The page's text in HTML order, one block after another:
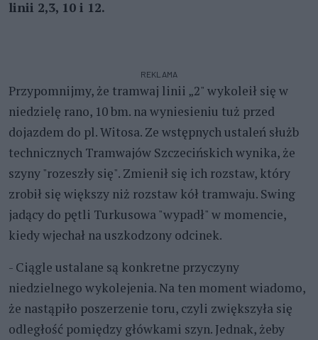
linii 2,3, 10 i 12.
REKLAMA
Przypomnijmy, że tramwaj linii „2" wykoleił się w
niedzielę rano, 10 bm. na wyniesieniu tuż przed
dojazdem do pl. Witosa. Ze wstępnych ustaleń służb
technicznych Tramwajów Szczecińskich wynika, że
szyny "rozeszły się". Zmienił się ich rozstaw, który
zrobił się większy niż rozstaw kół tramwaju. Swing
jadący do pętli Turkusowa "wypadł" w momencie,
kiedy wjechał na uszkodzony odcinek.
- Ciągle ustalane są konkretne przyczyny
niedzielnego wykolejenia. Na ten moment wiadomo,
że nastąpiło poszerzenie toru, czyli zwiększyła się
odległość pomiędzy główkami szyn. Jednak, żeby